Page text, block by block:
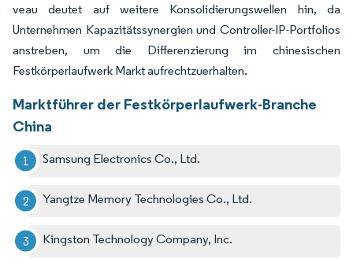
veau deutet auf weitere Konsolidierungswellen hin, da
Unternehmen Kapazitätssynergien und Controller-IP-Portfolios
anstreben, um die Differenzierung im chinesischen
Festkörperlaufwerk Markt aufrechtzuerhalten.
Marktführer der Festkörperlaufwerk-Branche
China
Samsung Electronics Co., Ltd.
Yangtze Memory Technologies Co., Ltd.
Kingston Technology Company, Inc.